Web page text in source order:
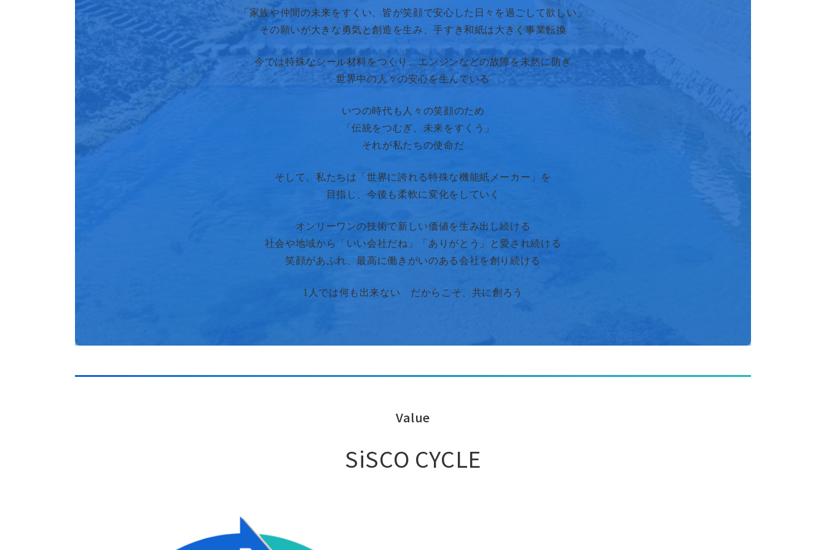
「家族や仲間の未来をすくい​、皆が笑顔で安心した日々を過ごして欲しい」
その願いが大きな勇気と創造を生み​、手すき和紙は大きく事業転換
今では特殊なシール材料をつくり​、エンジンなどの故障を未然に防ぎ
世界中の人々の安心を生んでいる
いつの時代も人々の笑顔のため​
「伝統をつむぎ、未来をすくう」​
それが私たちの使命だ​
そして、私たちは​​「世界に誇れる特殊な機能紙メーカー」を​
目指し、今後も柔軟に変化をしていく
オンリーワンの技術で​新しい価値を生み出し続ける​
社会や地域から​「いい会社だね」「ありがとう」​と愛され続ける​
笑顔があふれ、最高に働きがいのある​会社を創り続ける​
1人では何も出来ない​ だからこそ、共に創ろう
Value
SiSCO CYCLE